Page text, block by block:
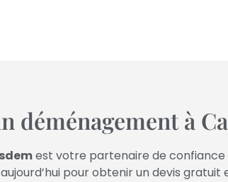
déménagement à
est votre partenaire de confiance
pour obtenir un devis gratuit